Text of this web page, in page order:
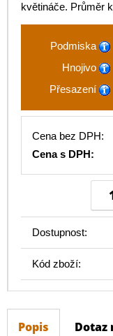
květináče. Průměr
Podmiska
Hnojivo
Přesazení
Cena bez DPH:
Cena s DPH:
Dostupnost:
Kód zboží:
Popis Dotaz